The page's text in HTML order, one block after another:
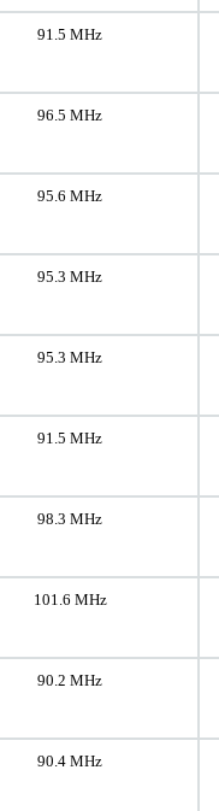
91.5 MHz
96.5 MHz
95.6 MHz
95.3 MHz
95.3 MHz
91.5 MHz
98.3 MHz
101.6 MHz
90.2 MHz
90.4 MHz